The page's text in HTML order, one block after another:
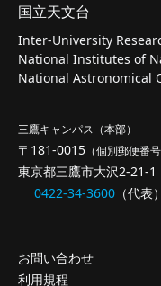
国立天文台
Inter-University
National Institutes of
National Astronomical
三鷹キャンパス（本部）
〒181-0015 （個別郵便番
東京都三鷹市大沢2-21-1
0422-34-3600 （代表）
お問い合わせ
利用規程